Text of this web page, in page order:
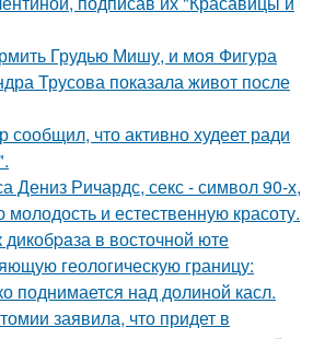
Грудью Мишу, и моя Фигура
Трусова показала живот после
что активно худеет ради
Дениз Ричардс, секс - символ 90-х,
и естественную красоту.
в восточной юте
геологическую границу:
поднимается над долиной касл.
заявила, что придет в